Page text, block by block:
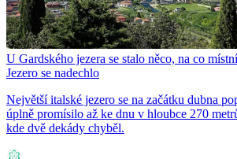
U Gardského jezera se stalo něco, na co
Jezero se nadechlo
Největší italské jezero se na začátku dubna
úplně promísilo až ke dnu v hloubce 270
kde dvě dekády chyběl.